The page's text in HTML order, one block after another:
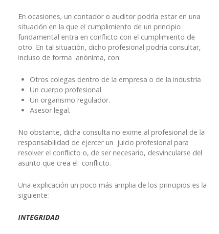
En ocasiones, un contador o auditor podría estar en una
situación en la que el cumplimiento de un principio
fundamental entra en conflicto con el cumplimiento de
otro. En tal situación, dicho profesional podría consultar,
incluso de forma anónima, con:
Otros colegas dentro de la empresa o de la industria
Un cuerpo profesional.
Un organismo regulador.
Asesor legal.
No obstante, dicha consulta no exime al profesional de la
responsabilidad de ejercer un juicio profesional para
resolver el conflicto o, de ser necesario, desvincularse del
asunto que crea el conflicto.
Una explicación un poco más amplia de los principios es la
siguiente:
INTEGRIDAD